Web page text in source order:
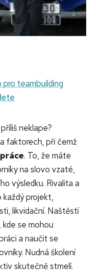
pro teambuilding
neklape?
faktorech, při čemž
. To, že máte
na slovo vzaté,
výsledku. Rivalita a
projekt,
likvidační. Naštěstí
kde se mohou
a naučit se
Nudná školení
skutečně stmelí.